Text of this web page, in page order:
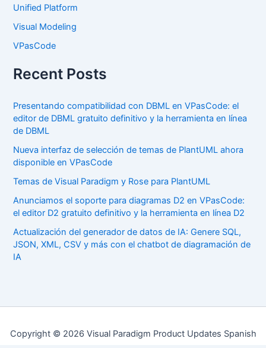
Unified Platform
Visual Modeling
VPasCode
Recent Posts
Presentando compatibilidad con DBML en VPasCode: el
editor de DBML gratuito definitivo y la herramienta en línea
de DBML
Nueva interfaz de selección de temas de PlantUML ahora
disponible en VPasCode
Temas de Visual Paradigm y Rose para PlantUML
Anunciamos el soporte para diagramas D2 en VPasCode:
el editor D2 gratuito definitivo y la herramienta en línea D2
Actualización del generador de datos de IA: Genere SQL,
JSON, XML, CSV y más con el chatbot de diagramación de
IA
Copyright © 2026 Visual Paradigm Product Updates Spanish